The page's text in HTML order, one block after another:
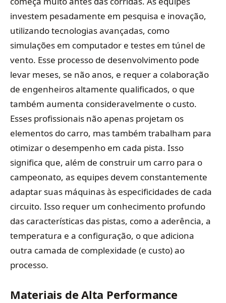
investem pesadamente em pesquisa e inovação,
utilizando tecnologias avançadas, como
simulações em computador e testes em túnel de
vento. Esse processo de desenvolvimento pode
levar meses, se não anos, e requer a colaboração
de engenheiros altamente qualificados, o que
também aumenta consideravelmente o custo.
Esses profissionais não apenas projetam os
elementos do carro, mas também trabalham para
otimizar o desempenho em cada pista. Isso
significa que, além de construir um carro para o
campeonato, as equipes devem constantemente
adaptar suas máquinas às especificidades de cada
circuito. Isso requer um conhecimento profundo
das características das pistas, como a aderência, a
temperatura e a configuração, o que adiciona
outra camada de complexidade (e custo) ao
processo.
Materiais de Alta Performance